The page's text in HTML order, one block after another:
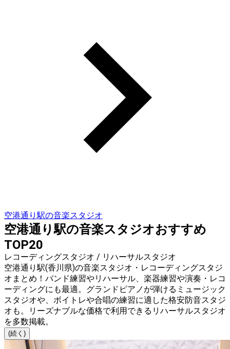
空港通り駅の音楽スタジオ
空港通り駅の音楽スタジオおすすめ
TOP20
レコーディングスタジオ / リハーサルスタジオ
空港通り駅(香川県)の音楽スタジオ・レコーディングスタジ
オまとめ！バンド練習やリハーサル、楽器練習や演奏・レコ
ーディングにも最適。グランドピアノが弾けるミュージック
スタジオや、ボイトレや合唱の練習に適した格安防音スタジ
オも。リーズナブルな価格で利用できるリハーサルスタジオ
を多数掲載。
(続く)